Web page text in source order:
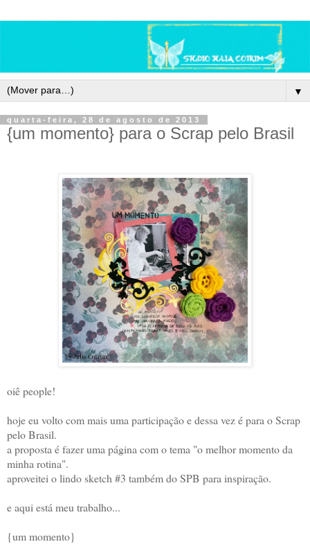
▼
quarta-feira, 28 de agosto de 2013
{um momento} para o Scrap pelo Brasil
oiê people!
hoje eu volto com mais uma participação e dessa vez é para o Scrap
pelo Brasil.
a proposta é fazer uma página com o tema "o melhor momento da
minha rotina".
aproveitei o lindo sketch #3 também do SPB para inspiração.
e aqui está meu trabalho...
{um momento}